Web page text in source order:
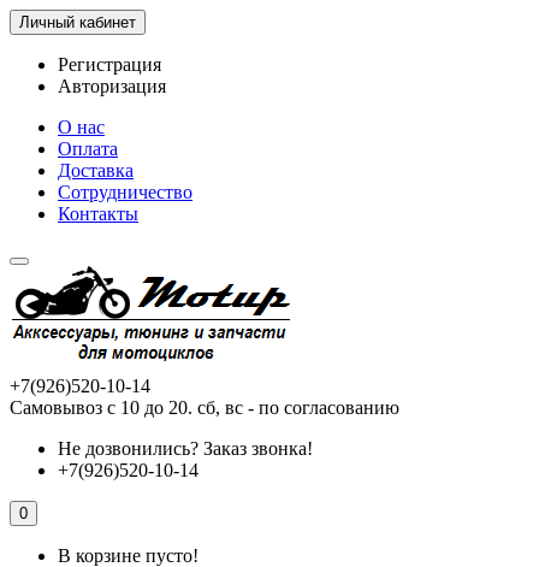
Личный кабинет
Регистрация
Авторизация
О нас
Оплата
Доставка
Сотрудничество
Контакты
+7(926)520-10-14
Самовывоз с 10 до 20. сб, вс - по согласованию
Не дозвонились? Заказ звонка!
+7(926)520-10-14
0
В корзине пусто!